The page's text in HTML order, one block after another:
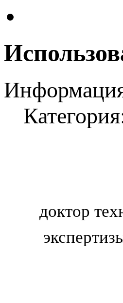
доктор